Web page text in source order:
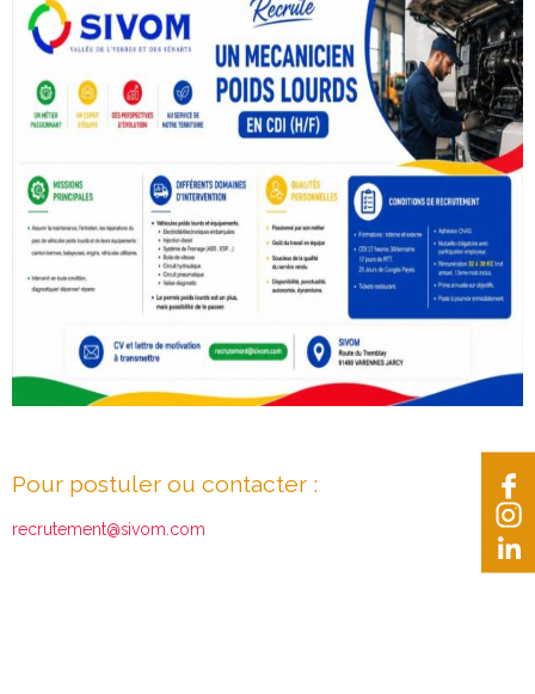
Pour postuler ou contacter :
recrutement@sivom.com